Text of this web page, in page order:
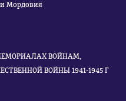
Мордовия
ВОЙНАМ,
ВОЙНЫ 1941-1945 Г